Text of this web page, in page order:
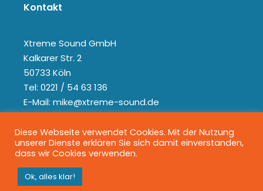
Kontakt
Xtreme Sound GmbH
Kalkarer Str. 2
50733 Köln
Tel: 0221 / 54 63 136
E-Mail: mike@xtreme-sound.de
Diese Webseite verwendet Cookies. Mit der Nutzung
unserer Dienste erklären Sie sich damit einverstanden,
dass wir Cookies verwenden.
Ok, alles klar!